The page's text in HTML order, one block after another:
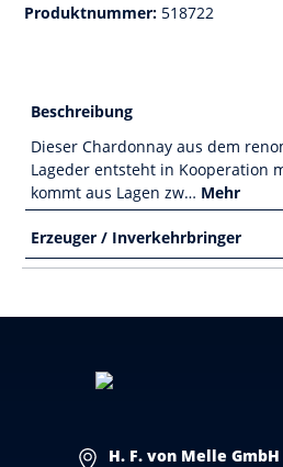
Produktnummer: 518722
Beschreibung
Dieser Chardonnay aus dem
Lageder entsteht in Kooperation
kommt aus Lagen zw… Mehr
Erzeuger / Inverkehrbringer
H. F. von Melle GmbH